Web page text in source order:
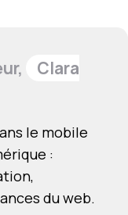
Clara
le mobile
:
du web.